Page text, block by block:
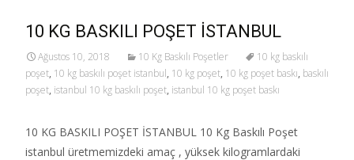
o
o
k
o
n
10 KG BASKILI POŞET İSTANBUL
Ağustos 10, 2018 10 Kg Baskılı Poşetler
10 kg baskılı
poşet, 10 kg baskılı poşet istanbul, 10 kg poşet, 10 kg poşet baskı, baskılı
poşet, istanbul 10 kg baskılı poşet, istanbul 10 kg poşet baskı
10 KG BASKILI POŞET İSTANBUL 10 Kg Baskılı Poşet
istanbul üretmemizdeki amaç , yüksek kilogramlardaki